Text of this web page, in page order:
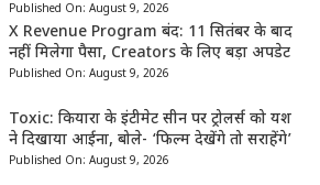
Published On: August 9, 2026
X Revenue Program बंद: 11 सितंबर के बाद
नहीं मिलेगा पैसा, Creators के लिए बड़ा अपडेट
Published On: August 9, 2026
Toxic: कियारा के इंटीमेट सीन पर ट्रोलर्स को यश
ने दिखाया आईना, बोले- ‘फिल्म देखेंगे तो सराहेंगे’
Published On: August 9, 2026